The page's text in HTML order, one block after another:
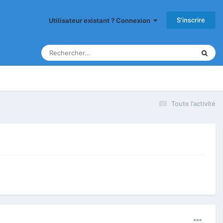
Utilisateur existant ? Connexion S’inscrire
Toute l’activité